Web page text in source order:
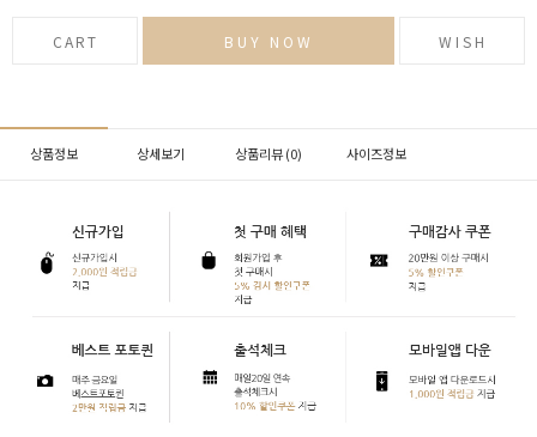
CART BUY NOW WISH
상품정보 상세보기 상품리뷰 (0) 사이즈정보